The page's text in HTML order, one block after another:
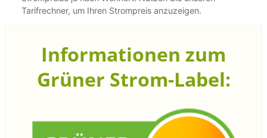
Tarifrechner, um Ihren Strompreis anzuzeigen.
Informationen zum
Grüner Strom-Label: